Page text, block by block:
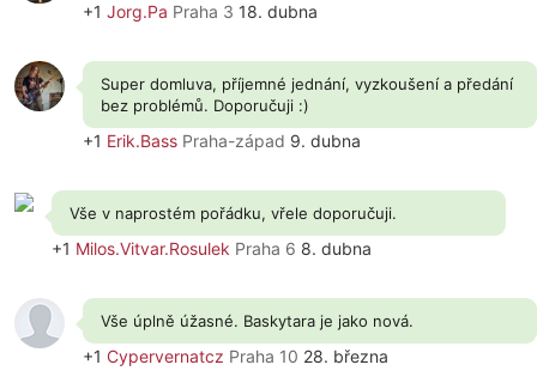
+1 Jorg.Pa Praha 3 18. dubna
Super domluva, příjemné jednání, vyzkoušení a předání
bez problémů. Doporučuji :)
+1 Erik.Bass Praha-západ 9. dubna
Vše v naprostém pořádku, vřele doporučuji.
+1 Milos.Vitvar.Rosulek Praha 6 8. dubna
Vše úplně úžasné. Baskytara je jako nová.
+1 Cypervernatcz Praha 10 28. března